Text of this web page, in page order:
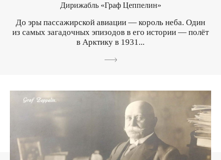
Дирижабль «Граф Цеппелин»
До эры пассажирской авиации — король неба. Один
из самых загадочных эпизодов в его истории — полёт
в Арктику в 1931...